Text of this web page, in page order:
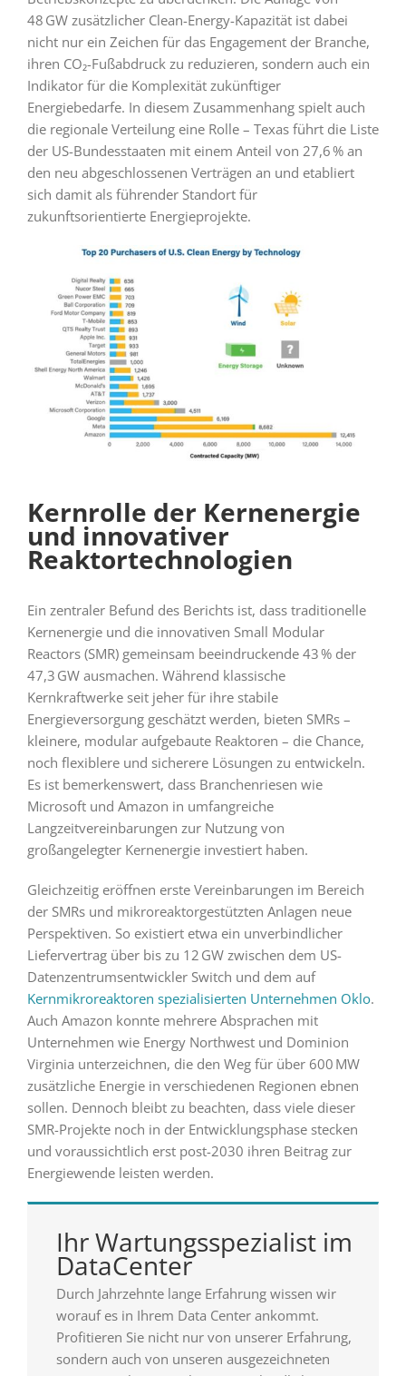
48 GW zusätzlicher Clean-Energy-Kapazität ist dabei
nicht nur ein Zeichen für das Engagement der Branche,
ihren CO₂-Fußabdruck zu reduzieren, sondern auch ein
Indikator für die Komplexität zukünftiger
Energiebedarfe. In diesem Zusammenhang spielt auch
die regionale Verteilung eine Rolle – Texas führt die Liste
der US-Bundesstaaten mit einem Anteil von 27,6 % an
den neu abgeschlossenen Verträgen an und etabliert
sich damit als führender Standort für
zukunftsorientierte Energieprojekte.
Kernrolle der Kernenergie
und innovativer
Reaktortechnologien
Ein zentraler Befund des Berichts ist, dass traditionelle
Kernenergie und die innovativen Small Modular
Reactors (SMR) gemeinsam beeindruckende 43 % der
47,3 GW ausmachen. Während klassische
Kernkraftwerke seit jeher für ihre stabile
Energieversorgung geschätzt werden, bieten SMRs –
kleinere, modular aufgebaute Reaktoren – die Chance,
noch flexiblere und sicherere Lösungen zu entwickeln.
Es ist bemerkenswert, dass Branchenriesen wie
Microsoft und Amazon in umfangreiche
Langzeitvereinbarungen zur Nutzung von
großangelegter Kernenergie investiert haben.
Gleichzeitig eröffnen erste Vereinbarungen im Bereich
der SMRs und mikroreaktorgestützten Anlagen neue
Perspektiven. So existiert etwa ein unverbindlicher
Liefervertrag über bis zu 12 GW zwischen dem US-
Datenzentrumsentwickler Switch und dem auf
Kernmikroreaktoren spezialisierten Unternehmen Oklo.
Auch Amazon konnte mehrere Absprachen mit
Unternehmen wie Energy Northwest und Dominion
Virginia unterzeichnen, die den Weg für über 600 MW
zusätzliche Energie in verschiedenen Regionen ebnen
sollen. Dennoch bleibt zu beachten, dass viele dieser
SMR-Projekte noch in der Entwicklungsphase stecken
und voraussichtlich erst post-2030 ihren Beitrag zur
Energiewende leisten werden.
Ihr Wartungsspezialist im
DataCenter
Durch Jahrzehnte lange Erfahrung wissen wir
worauf es in Ihrem Data Center ankommt.
Profitieren Sie nicht nur von unserer Erfahrung,
sondern auch von unseren ausgezeichneten